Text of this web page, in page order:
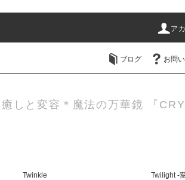
ア
ブログ お問
癒しと変容＊魔法の万華鏡 『
Twinkle
Twilight -